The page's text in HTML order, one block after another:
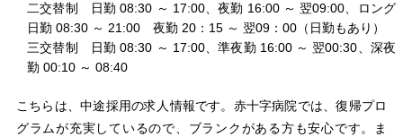
二交替制 日勤 08:30 ～ 17:00、夜勤 16:00 ～ 翌09:00、ロング
日勤 08:30 ～ 21:00 夜勤 20：15 ～ 翌09：00（日勤もあり）
三交替制 日勤 08:30 ～ 17:00、準夜勤 16:00 ～ 翌00:30、深夜
勤 00:10 ～ 08:40
こちらは、中途採用の求人情報です。赤十字病院では、復帰プロ
グラムが充実しているので、ブランクがある方も安心です。ま